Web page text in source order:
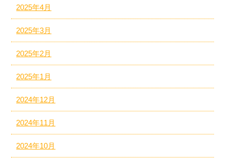
2025年4月
2025年3月
2025年2月
2025年1月
2024年12月
2024年11月
2024年10月